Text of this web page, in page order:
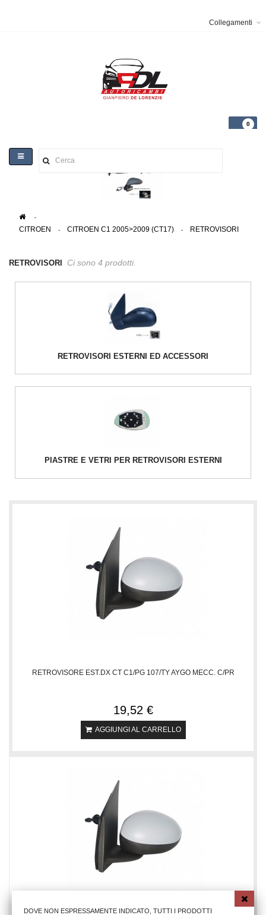
Collegamenti
0
Toggle
>
CITROEN
> CITROEN C1 2005>2009 (CT17) > RETROVISORI
RETROVISORI Ci sono 4 prodotti.
RETROVISORI ESTERNI ED ACCESSORI
PIASTRE E VETRI PER RETROVISORI ESTERNI
RETROVISORE EST.DX CT C1/PG 107/TY AYGO MECC. C/PR
19,52 €
AGGIUNGI AL CARRELLO
DOVE NON ESPRESSAMENTE INDICATO, TUTTI I PRODOTTI